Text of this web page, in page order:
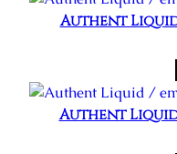
Authent
Authent